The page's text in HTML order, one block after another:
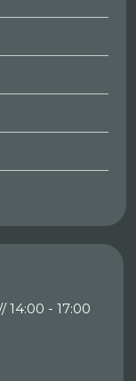
14:00 - 17:00